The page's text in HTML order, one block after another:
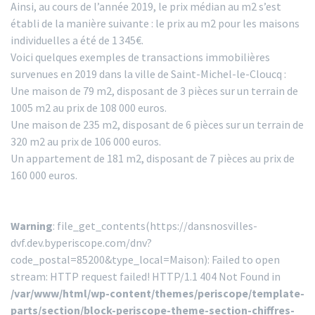
Ainsi, au cours de l’année 2019, le prix médian au m2 s’est
établi de la manière suivante : le prix au m2 pour les maisons
individuelles a été de 1 345€.
Voici quelques exemples de transactions immobilières
survenues en 2019 dans la ville de Saint-Michel-le-Cloucq :
Une maison de 79 m2, disposant de 3 pièces sur un terrain de
1005 m2 au prix de 108 000 euros.
Une maison de 235 m2, disposant de 6 pièces sur un terrain de
320 m2 au prix de 106 000 euros.
Un appartement de 181 m2, disposant de 7 pièces au prix de
160 000 euros.
Warning: file_get_contents(https://dansnosvilles-
dvf.dev.byperiscope.com/dnv?
code_postal=85200&type_local=Maison): Failed to open
stream: HTTP request failed! HTTP/1.1 404 Not Found in
/var/www/html/wp-content/themes/periscope/template-
parts/section/block-periscope-theme-section-chiffres-